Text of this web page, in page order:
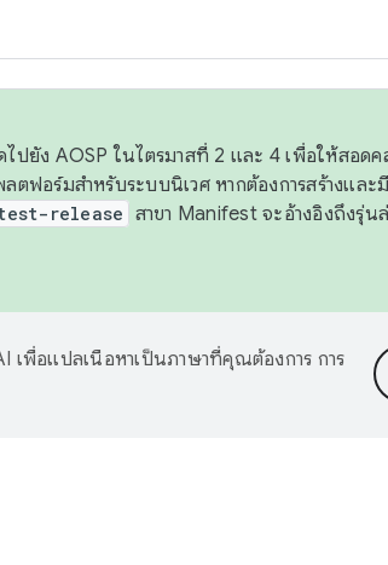
ปยัง AOSP ในไตรมาสที่ 2 และ 4 เพื่อให้สอด
ฟอร์มสำหรับระบบนิเวศ หากต้องการสร้างและ
release สาขา Manifest จะอ้างอิงถึงรุ่
เพื่อแปลเนื้อหาเป็นภาษาที่คุณต้องการ การ